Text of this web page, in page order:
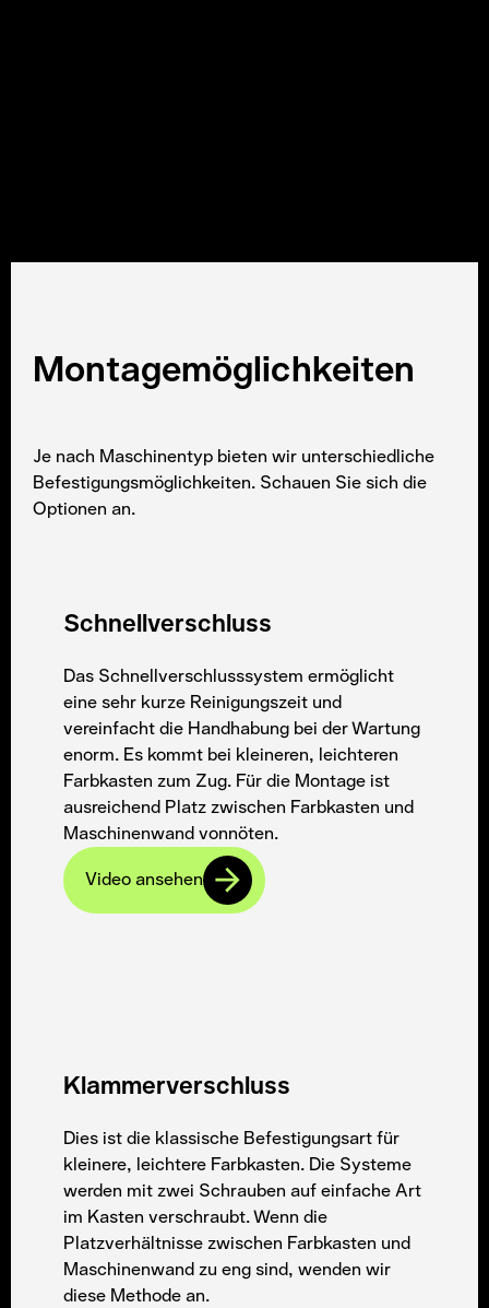
Montagemöglichkeiten
Je nach Maschinentyp bieten wir unterschiedliche
Befestigungsmöglichkeiten. Schauen Sie sich die
Optionen an.
Schnellverschluss
Das Schnellverschlusssystem ermöglicht
eine sehr kurze Reinigungszeit und
vereinfacht die Handhabung bei der Wartung
enorm. Es kommt bei kleineren, leichteren
Farbkasten zum Zug. Für die Montage ist
ausreichend Platz zwischen Farbkasten und
Maschinenwand vonnöten.
Video ansehen
Klammerverschluss
Dies ist die klassische Befestigungsart für
kleinere, leichtere Farbkasten. Die Systeme
werden mit zwei Schrauben auf einfache Art
im Kasten verschraubt. Wenn die
Platzverhältnisse zwischen Farbkasten und
Maschinenwand zu eng sind, wenden wir
diese Methode an.